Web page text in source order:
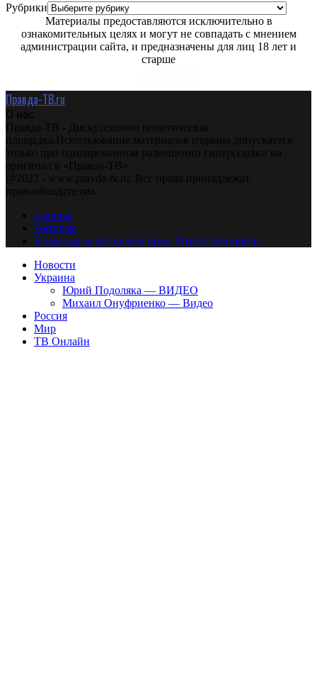
Рубрики
Материалы предоставляются исключительно в
ознакомительных целях и могут не совпадать с мнением
администрации сайта, и предназначены для лиц 18 лет и
старше
Правда-ТВ.ru
О нас
Правда-ТВ - Дискуссионно политическая
площадка.Использование материалов издания допускается
только при одновременном размещении гиперссылки на
оригинал в «Правда-ТВ»
@2023 - www.pravda-tv.ru. Все права принадлежат
правообладателям.
Главная
Авторам
Владельцам авторских прав. Ответственности.
Новости
Украина
Юрий Подоляка — ВИДЕО
Михаил Онуфриенко — Видео
Россия
Мир
ТВ Онлайн